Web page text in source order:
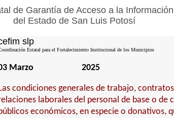
de Garantía de Acceso a la
del Estado de San Luis Potosí
slp
Estatal para el Fortalecimiento Institucional de los Municipios
Marzo 2025
condiciones generales de trabajo,
laborales del personal de base o de
económicos, en especie o donativos,